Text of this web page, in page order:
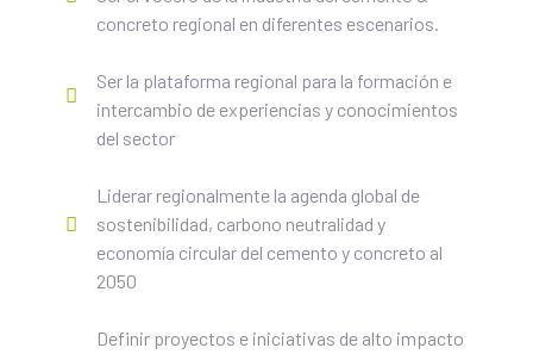
concreto regional en diferentes escenarios.
Ser la plataforma regional para la formación e
intercambio de experiencias y conocimientos
del sector
Liderar regionalmente la agenda global de
sostenibilidad, carbono neutralidad y
economía circular del cemento y concreto al
2050
Definir proyectos e iniciativas de alto impacto